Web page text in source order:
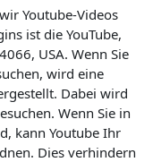
Youtube-Videos
ist die YouTube,
USA. Wenn Sie
wird eine
Dabei wird
Wenn Sie in
kann Youtube Ihr
Dies verhindern